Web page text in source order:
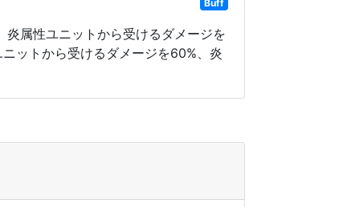
Buff
炎属性ユニットから受けるダメージを
ットから受けるダメージを60%、炎